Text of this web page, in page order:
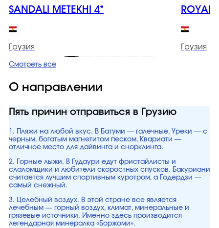
SANDALI METEKHI 4*
Грузия
ROYAL
Грузия
Смотреть все
О направлении
Пять причин отправиться в Грузию
1. Пляжи на любой вкус. В Батуми — галечные, Уреки — с
черным, богатым магнетитом песком, Квариати —
отличное место для дайвинга и снорклинга.
2. Горные лыжи. В Гудаури едут фристайлисты и
слаломщики и любители скоростных спусков. Бакуриани
считается лучшим спортивным куротром, а Годердзи —
самый снежный.
3. Целебный воздух. В этой стране все является
лечебным — горный воздух, климат, минеральные и
грязевые источники. Именно здесь производится
легендарная минералка «Боржоми».